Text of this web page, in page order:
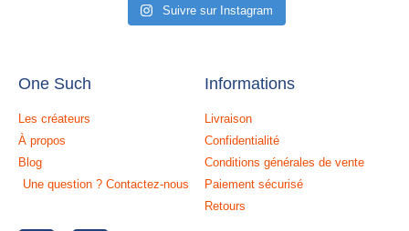
Suivre sur Instagram
One Such
Les créateurs
À propos
Blog
Une question ? Contactez-nous
Informations
Livraison
Confidentialité
Conditions générales de vente
Paiement sécurisé
Retours